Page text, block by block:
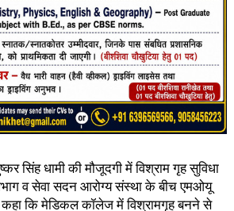
सिंह धामी की मौजूदगी में विश्राम गृह सुविधा
व सेवा सदन आरोग्य संस्था के बीच एमओयू
कहा कि मेडिकल कॉलेज में विश्रामगृह बनने से